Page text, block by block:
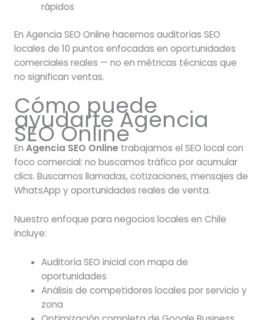
rápidos
En Agencia SEO Online hacemos auditorías SEO
locales de 10 puntos enfocadas en oportunidades
comerciales reales — no en métricas técnicas que
no significan ventas.
Cómo puede
ayudarte Agencia
SEO Online
En Agencia SEO Onlinetrabajamos el SEO local con
foco comercial: no buscamos tráfico por acumular
clics. Buscamos llamadas, cotizaciones, mensajes de
WhatsApp y oportunidades reales de venta.
Nuestro enfoque para negocios locales en Chile
incluye:
Auditoría SEO inicial con mapa de
oportunidades
Análisis de competidores locales por servicio y
zona